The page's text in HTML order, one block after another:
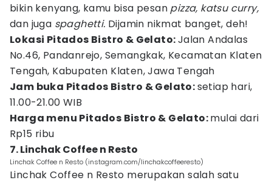
bikin kenyang, kamu bisa pesan pizza, katsu curry,
dan juga spaghetti. Dijamin nikmat banget, deh!
Lokasi Pitados Bistro & Gelato:Jalan Andalas
No.46, Pandanrejo, Semangkak, Kecamatan Klaten
Tengah, Kabupaten Klaten, Jawa Tengah
Jam buka Pitados Bistro & Gelato:setiap hari,
11.00-21.00 WIB
Harga menu Pitados Bistro & Gelato:mulai dari
Rp15 ribu
7. Linchak Coffee n Resto
Linchak Coffee n Resto (instagram.com/linchakcoffeeresto)
Linchak Coffee n Resto merupakan salah satu